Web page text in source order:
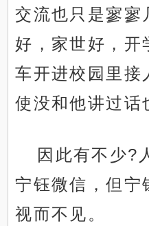
交流也只是寥寥
好，家世好，开
车开进校园里接
使没和他讲过话
因此有不少?
宁钰微信，但宁
视而不见。